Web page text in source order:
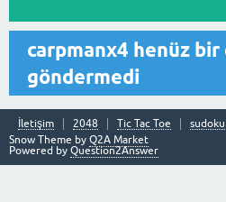
carpmanx4 henüz bir
göndermedi
İletişim 2048 Tic Tac Toe sudoku
Snow Theme by Q2A Market
Powered by Question2Answer